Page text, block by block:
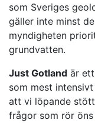
som Sveriges
gäller inte minst
myndigheten
grundvatten.
Just Gotland är
som mest
att vi löpande
frågor som rör